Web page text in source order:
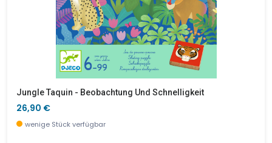
Jungle Taquin - Beobachtung Und Schnelligkeit
26,90 €
wenige Stück verfügbar